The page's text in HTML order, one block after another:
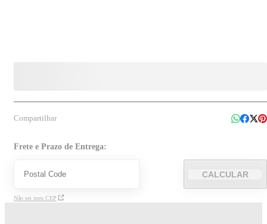
Compartilhar
Frete e Prazo de Entrega:
CALCULAR
Não sei meu CEP